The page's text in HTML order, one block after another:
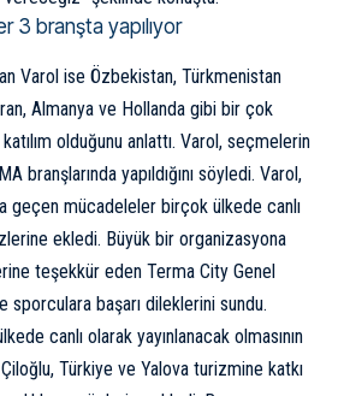
3 branşta yapılıyor
Varol ise Özbekistan, Türkmenistan
Almanya ve Hollanda gibi bir çok
olduğunu anlattı. Varol, seçmelerin
branşlarında yapıldığını söyledi. Varol,
geçen mücadeleler birçok ülkede canlı
ekledi. Büyük bir organizasyona
teşekkür eden Terma City Genel
sporculara başarı dileklerini sundu.
canlı olarak yayınlanacak olmasının
Türkiye ve Yalova turizmine katkı